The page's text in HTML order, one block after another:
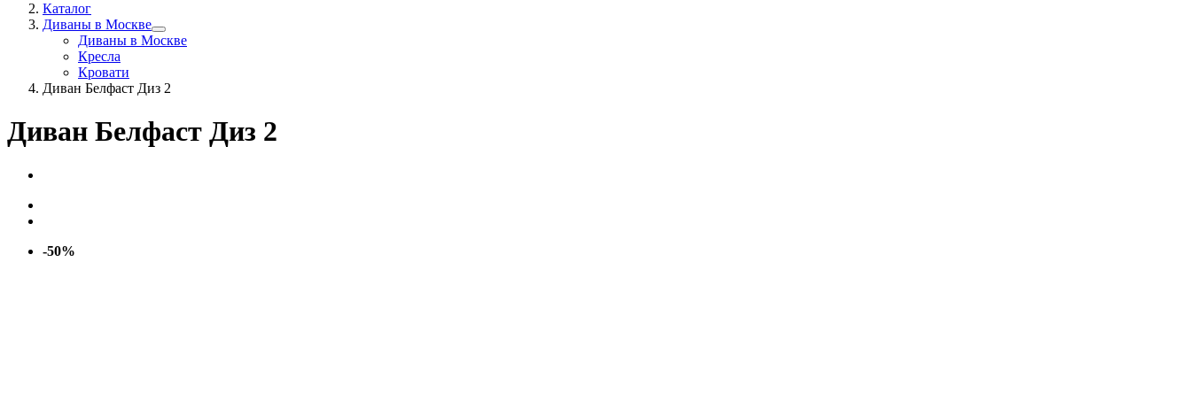
Каталог
Диваны в Москве
Диваны в Москве
Кресла
Кровати
Диван Белфаст Диз 2
Диван Белфаст Диз 2
-50%